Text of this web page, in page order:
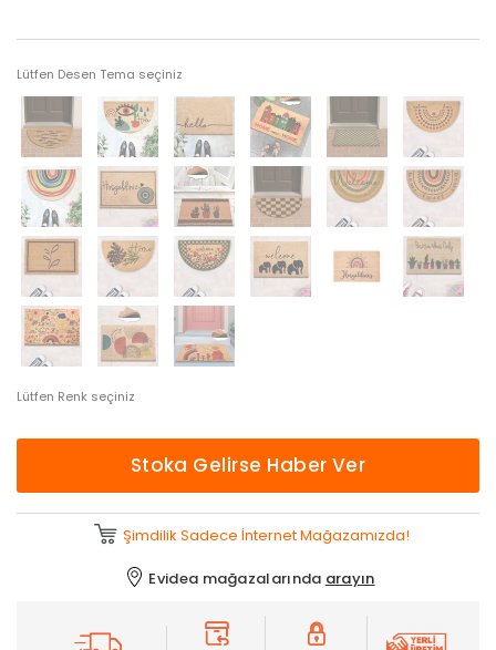
Lütfen Desen Tema seçiniz
Lütfen Renk seçiniz
Stoka Gelirse Haber Ver
Şimdilik Sadece İnternet Mağazamızda!
Evidea mağazalarında arayın